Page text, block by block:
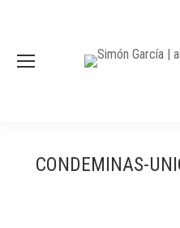
CONDEMINAS-